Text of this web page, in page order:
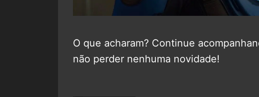
O que acharam? Continue
não perder nenhuma novidade!